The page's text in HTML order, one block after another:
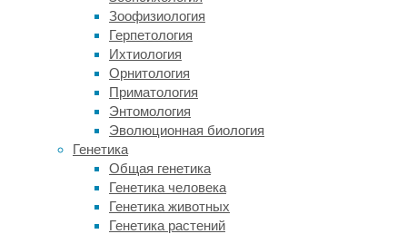
Зоофизиология
Герпетология
Ихтиология
Орнитология
Приматология
Энтомология
Эволюционная биология
Генетика
Общая генетика
Генетика человека
Генетика животных
Генетика растений
исследователей
из
Еврейского
университета
Иерусалиме
(Израиль)
решила
проверить,
возможно
ли
дать